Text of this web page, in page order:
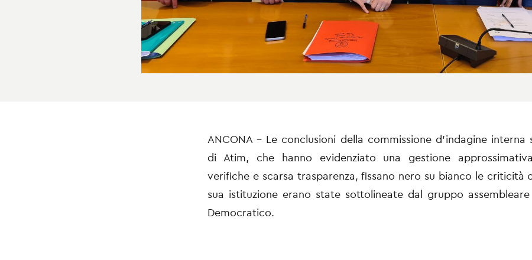
ANCONA - Le conclusioni della commissione d’indagine interna
di Atim, che hanno evidenziato una gestione
verifiche e scarsa trasparenza, fissano nero su bianco le criticità
sua istituzione erano state sottolineate dal gruppo
Democratico.